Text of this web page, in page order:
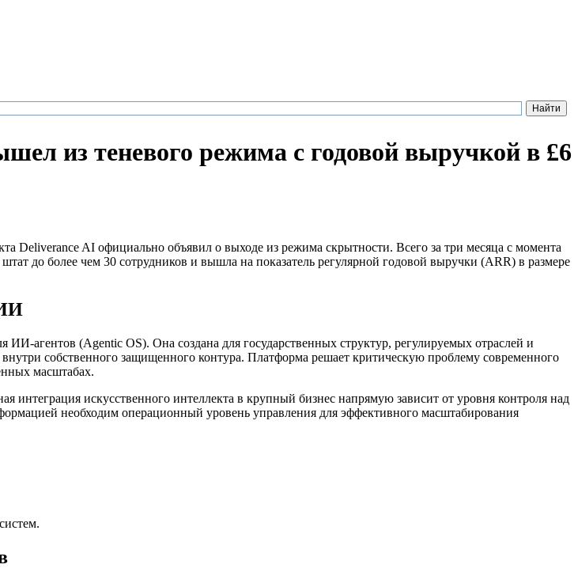
из теневого режима с годовой выручкой в £6
Deliverance AI официально объявил о выходе из режима скрытности. Всего за три месяца с момента
до более чем 30 сотрудников и вышла на показатель регулярной годовой выручки (ARR) в размере
ИИ-агентов (Agentic OS). Она создана для государственных структур, регулируемых отраслей и
собственного защищенного контура. Платформа решает критическую проблему современного
масштабах.
искусственного интеллекта в крупный бизнес напрямую зависит от уровня контроля над
необходим операционный уровень управления для эффективного масштабирования